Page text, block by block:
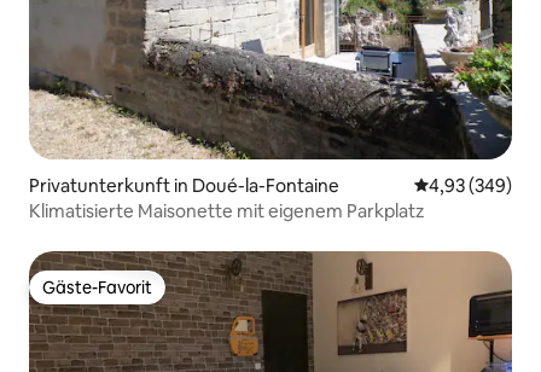
Privatunterkunft in Doué-la-Fontaine
4,93 (349)
Klimatisierte Maisonette mit eigenem Parkplatz
Gäste-Favorit
Gäste-Favorit